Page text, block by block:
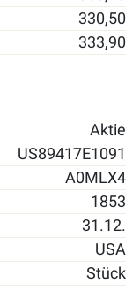
330,50
333,90
Aktie
US89417E1091
A0MLX4
1853
31.12.
USA
Stück